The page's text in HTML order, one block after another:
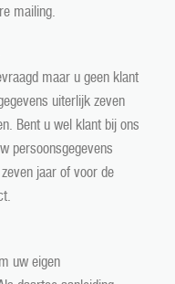
mailing.
maar u geen klant
uiterlijk zeven
Bent u wel klant bij ons
persoonsgegevens
jaar of voor de
uw eigen